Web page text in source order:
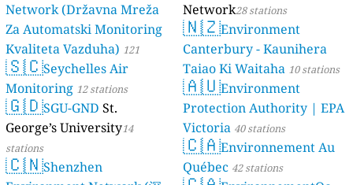
Network28 stations
🇳🇿Environment
Canterbury - Kaunihera
Taiao Ki Waitaha 10 stations
🇦🇺Environment
Protection Authority | EPA
Victoria 40 stations
🇨🇦Environnement Au
Québec 42 stations
Network (Državna Mreža
Za Automatski Monitoring
Kvaliteta Vazduha) 121
stations
🇸🇨Seychelles Air
Monitoring 12 stations
🇬🇩SGU-GNDSt.
George’s University14
stations
🇨🇳Shenzhen